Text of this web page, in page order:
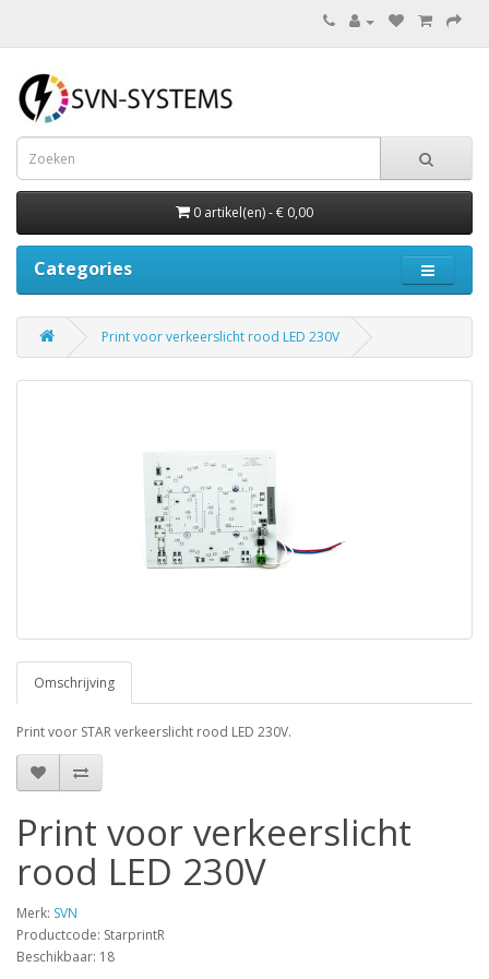
0 artikel(en) - € 0,00
Categories
Print voor verkeerslicht rood LED 230V
Omschrijving
Print voor STAR verkeerslicht rood LED 230V.
Print voor verkeerslicht
rood LED 230V
Merk: SVN
Productcode: StarprintR
Beschikbaar: 18